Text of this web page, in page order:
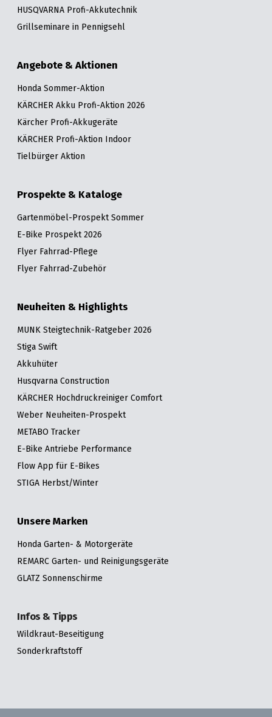
HUSQVARNA Profi-Akkutechnik
Grillseminare in Pennigsehl
Angebote & Aktionen
Honda Sommer-Aktion
KÄRCHER Akku Profi-Aktion 2026
Kärcher Profi-Akkugeräte
KÄRCHER Profi-Aktion Indoor
Tielbürger Aktion
Prospekte & Kataloge
Gartenmöbel-Prospekt Sommer
E-Bike Prospekt 2026
Flyer Fahrrad-Pflege
Flyer Fahrrad-Zubehör
Neuheiten & Highlights
MUNK Steigtechnik-Ratgeber 2026
Stiga Swift
Akkuhüter
Husqvarna Construction
KÄRCHER Hochdruckreiniger Comfort
Weber Neuheiten-Prospekt
METABO Tracker
E-Bike Antriebe Performance
Flow App für E-Bikes
STIGA Herbst/Winter
Unsere Marken
Honda Garten- & Motorgeräte
REMARC Garten- und Reinigungsgeräte
GLATZ Sonnenschirme
Infos & Tipps
Wildkraut-Beseitigung
Sonderkraftstoff